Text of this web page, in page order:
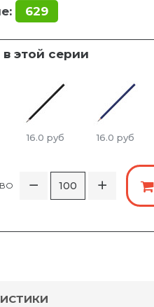
629
этой серии
16.0 руб 16.0 руб